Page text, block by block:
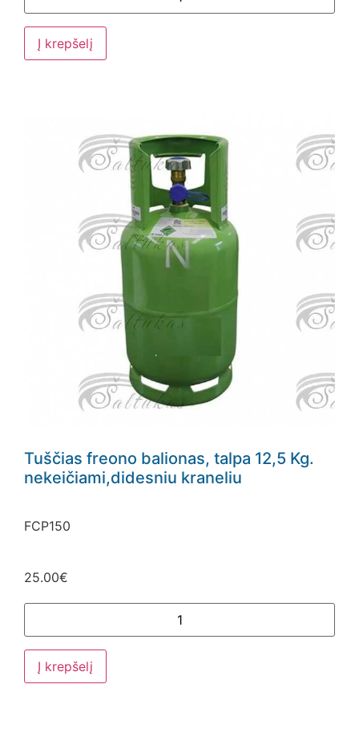
Į krepšelį
Tuščias freono balionas, talpa 12,5 Kg.
nekeičiami,didesniu kraneliu
FCP150
25.00€
Į krepšelį